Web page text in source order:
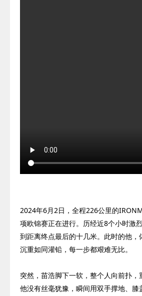
2024年6月2日，全程226公里的
项欧锦赛正在进行。历经近8个小时激
到距离终点最后的十几米。此时的他，
沉重如同灌铅，每一步都艰难无比。
突然，苗浩脚下一软，整个人向前扑，
他没有丝毫犹豫，瞬间用双手撑地、膝